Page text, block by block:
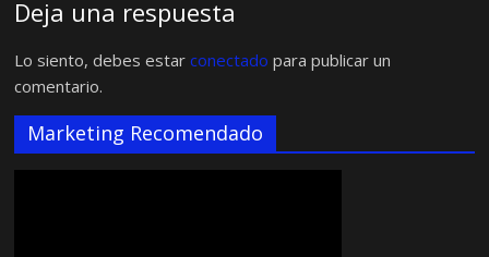
Deja una respuesta
Lo siento, debes estarconectado para publicar un
comentario.
Marketing Recomendado